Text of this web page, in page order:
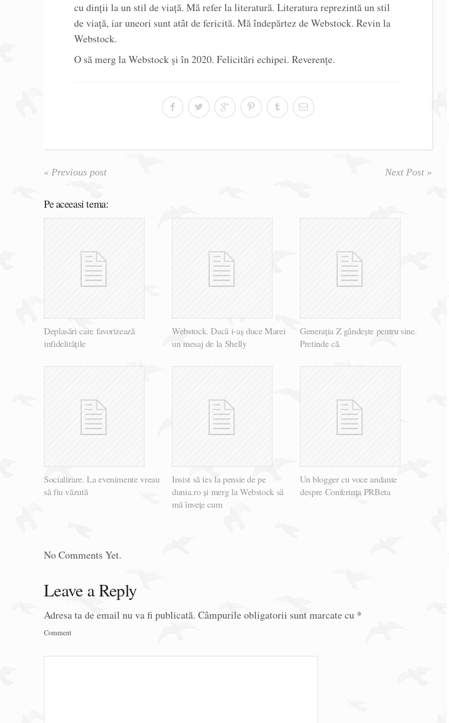
cu dinții la un stil de viață. Mă refer la literatură. Literatura reprezintă un stil
de viață, iar uneori sunt atât de fericită. Mă îndepărtez de Webstock. Revin la
Webstock.
O să merg la Webstock și în 2020. Felicitări echipei. Reverențe.
« Previous post Next Post »
Pe aceeasi tema:
Deplasări care favorizează
infidelitățile
Webstock. Dacă i-aș duce Marei
un mesaj de la Shelly
Generația Z gândește pentru sine.
Pretinde că.
Socializare. La evenimente vreau
să fiu văzută
Insist să ies la pensie de pe
dunia.ro și merg la Webstock să
mă învețe cum
Un blogger cu voce andante
despre Conferința PRBeta
No Comments Yet.
Leave a Reply
Adresa ta de email nu va fi publicată. Câmpurile obligatorii sunt marcate cu *
Comment